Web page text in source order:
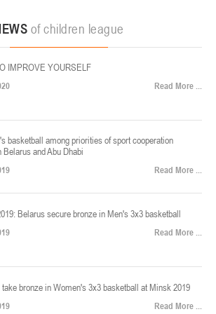
Минск
2015 гг.р., Дивизион 2, 22-24 апреля 2026 г., г.
3
U-12, девушки
гг.р., Дивизион 1, 17-19 апреля 2026 г., г. Гомель,
Минск
2011 гг.р., Дивизион 2, 14-16 апреля 2026 г., г.
of children league
IMPROVE YOURSELF
Read More ...
basketball among priorities of sport cooperation
Belarus and Abu Dhabi
Read More ...
Belarus secure bronze in Men's 3x3 basketball
Read More ...
bronze in Women's 3x3 basketball at Minsk 2019
Read More ...